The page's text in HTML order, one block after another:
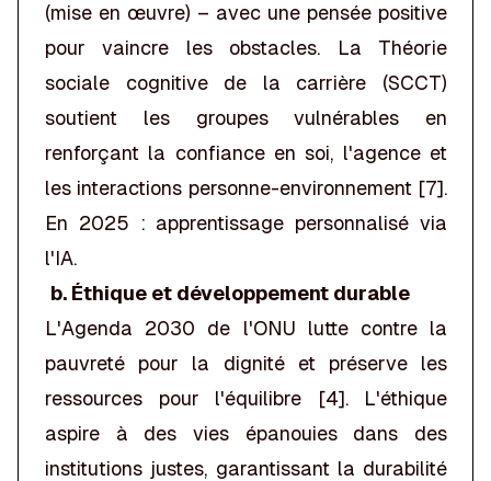
(mise en œuvre) – avec une pensée positive
pour vaincre les obstacles. La Théorie
sociale cognitive de la carrière (SCCT)
soutient les groupes vulnérables en
renforçant la confiance en soi, l'agence et
les interactions personne-environnement [7].
En 2025 : apprentissage personnalisé via
l'IA.
b. Éthique et développement durable
L'Agenda 2030 de l'ONU lutte contre la
pauvreté pour la dignité et préserve les
ressources pour l'équilibre [4]. L'éthique
aspire à des vies épanouies dans des
institutions justes, garantissant la durabilité